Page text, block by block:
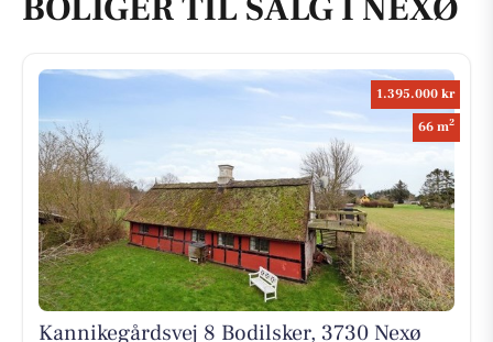
1.395.000 kr
66 m2
Kannikegårdsvej 8 Bodilsker, 3730 Nexø